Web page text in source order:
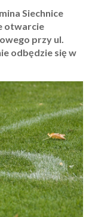
Siechnice
otwarcie
przy ul.
odbędzie się w